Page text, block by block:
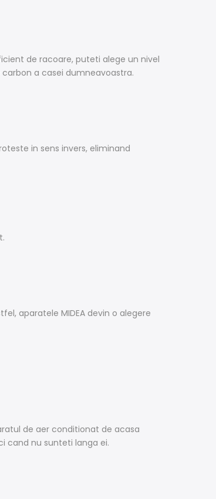
de racoare, puteti alege un nivel
a casei dumneavoastra.
in sens invers, eliminand
aparatele MIDEA devin o alegere
de aer conditionat de acasa
cand nu sunteti langa ei.